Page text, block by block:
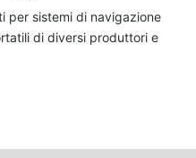
per sistemi di navigazione
di diversi produttori e